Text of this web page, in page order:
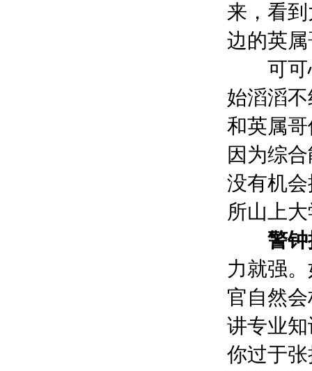
来，看
边的英
可可心
始滔滔
和英属
因为综
没有机
所山上
警
力就强
官自然
讲专业
你过于